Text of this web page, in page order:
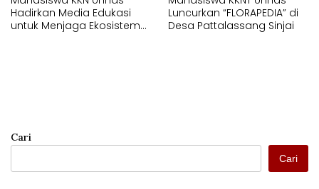
Hadirkan Media Edukasi
untuk Menjaga Ekosistem
Luncurkan “FLORAPEDIA” di
Desa Pattalassang Sinjai
Cari
Cari